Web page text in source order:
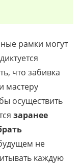
рамки могут
что забивка
мастеру
осуществить
заранее
не
каждую